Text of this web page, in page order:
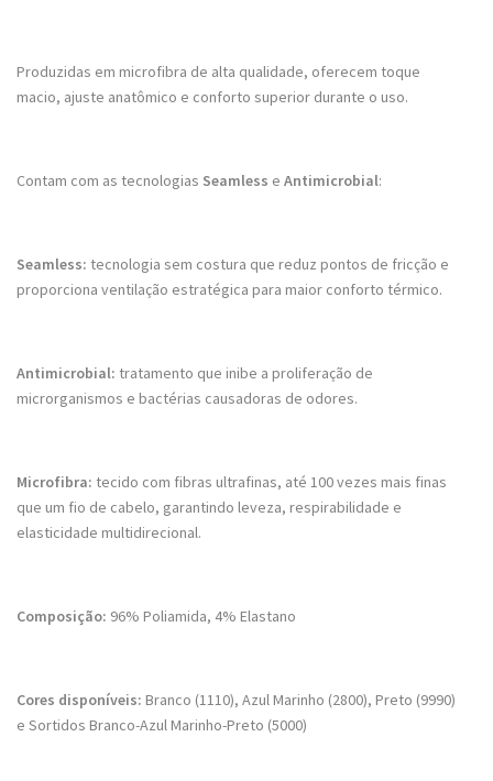
Produzidas em microfibra de alta qualidade, oferecem toque
macio, ajuste anatômico e conforto superior durante o uso.
Contam com as tecnologias Seamless e Antimicrobial:
Seamless: tecnologia sem costura que reduz pontos de fricção e
proporciona ventilação estratégica para maior conforto térmico.
Antimicrobial: tratamento que inibe a proliferação de
microrganismos e bactérias causadoras de odores.
Microfibra: tecido com fibras ultrafinas, até 100 vezes mais finas
que um fio de cabelo, garantindo leveza, respirabilidade e
elasticidade multidirecional.
Composição: 96% Poliamida, 4% Elastano
Cores disponíveis: Branco (1110), Azul Marinho (2800), Preto (9990)
e Sortidos Branco-Azul Marinho-Preto (5000)